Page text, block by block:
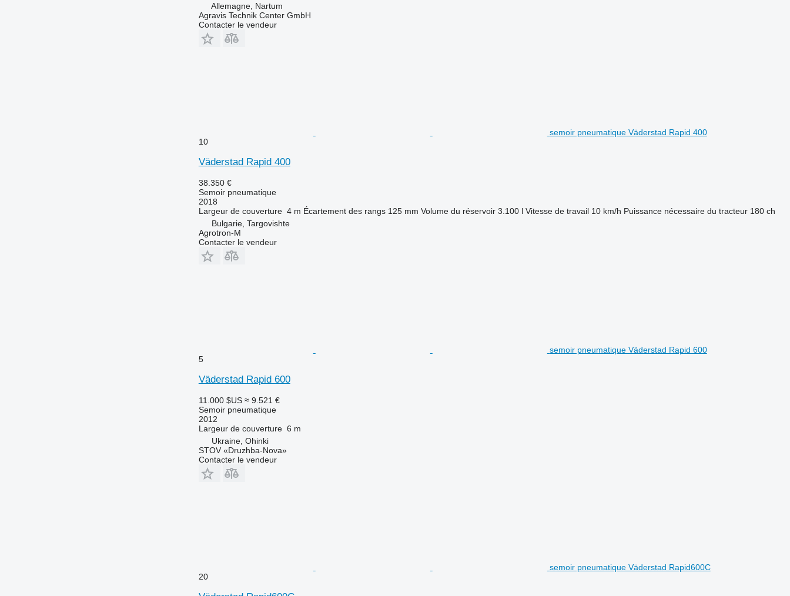
Allemagne, Nartum
Agravis Technik Center GmbH
Contacter le vendeur
semoir pneumatique Väderstad Rapid 400
10
Väderstad Rapid 400
38.350 €
Semoir pneumatique
2018
Largeur de couverture 4 m Écartement des rangs 125 mm Volume du réservoir 3.100 l Vitesse de travail 10 km/h Puissance nécessaire du tracteur 180 ch
Bulgarie, Targovishte
Agrotron-M
Contacter le vendeur
semoir pneumatique Väderstad Rapid 600
5
Väderstad Rapid 600
11.000 $US ≈ 9.521 €
Semoir pneumatique
2012
Largeur de couverture 6 m
Ukraine, Ohinki
STOV «Druzhba-Nova»
Contacter le vendeur
semoir pneumatique Väderstad Rapid600C
20